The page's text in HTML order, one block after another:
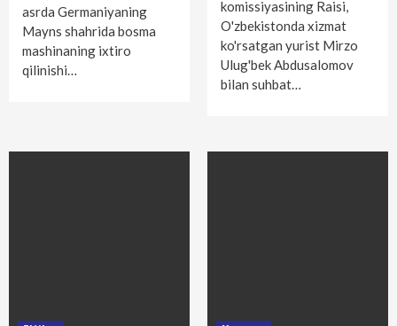
asrda Germaniyaning
Mayns shahrida bosma
mashinaning ixtiro
qilinishi…
komissiyasining Raisi,
O'zbekistonda xizmat
ko'rsatgan yurist Mirzo
Ulug'bek Abdusalomov
bilan suhbat…